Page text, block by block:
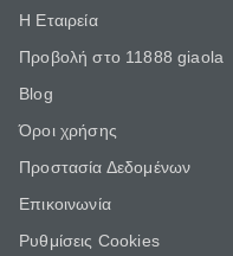
Η Εταιρεία
Προβολή στο 11888 giaola
Blog
Όροι χρήσης
Προστασία Δεδομένων
Επικοινωνία
Ρυθμίσεις Cookies